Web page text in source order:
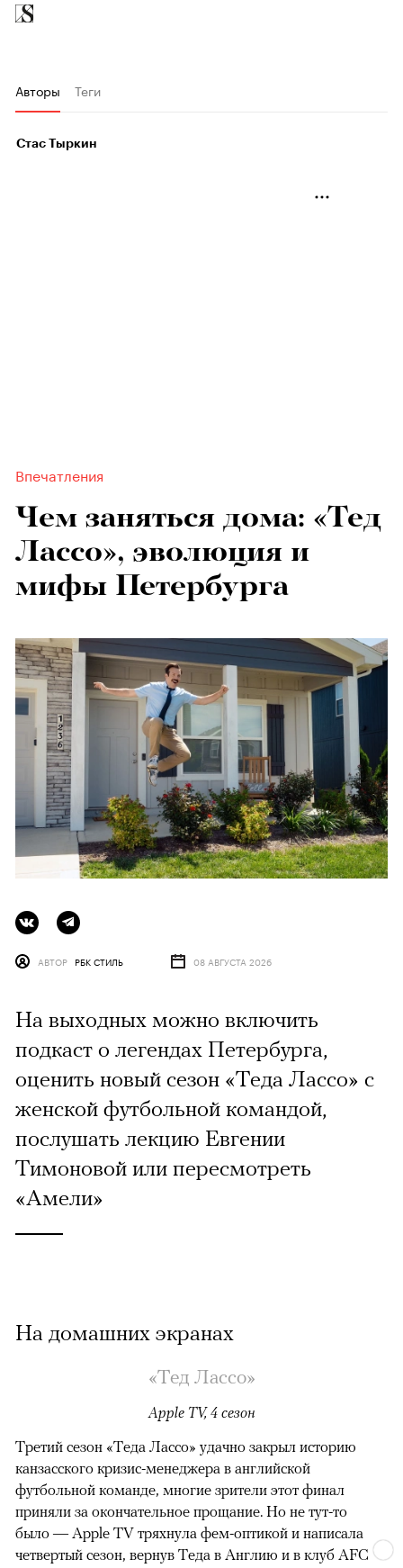
Авторы Теги
Стас Тыркин
Впечатления
Чем заняться дома: «Тед
Лассо», эволюция и
мифы Петербурга
АВТОР РБК СТИЛЬ 08 АВГУСТА 2026
На выходных можно включить
подкаст о легендах Петербурга,
оценить новый сезон «Теда Лассо» с
женской футбольной командой,
послушать лекцию Евгении
Тимоновой или пересмотреть
«Амели»
На домашних экранах
«Тед Лассо»
Apple TV, 4 сезон
Третий сезон «Теда Лассо» удачно закрыл историю
канзасского кризис-менеджера в английской
футбольной команде, многие зрители этот финал
приняли за окончательное прощание. Но не тут-то
было — Apple TV тряхнула фем-оптикой и написала
четвертый сезон, вернув Теда в Англию и в клуб AFC